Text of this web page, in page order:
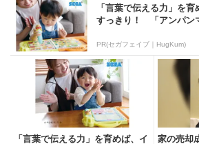
「言葉で伝える力」を
すっきり！ 「アンパン
PR(セガフェイブ｜HugKum)
「言葉で伝える力」を育めば、イ
家の売却